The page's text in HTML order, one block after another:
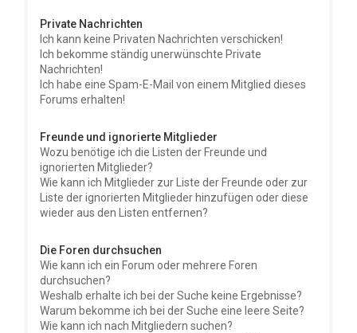
Private Nachrichten
Ich kann keine Privaten Nachrichten verschicken!
Ich bekomme ständig unerwünschte Private
Nachrichten!
Ich habe eine Spam-E-Mail von einem Mitglied dieses
Forums erhalten!
Freunde und ignorierte Mitglieder
Wozu benötige ich die Listen der Freunde und
ignorierten Mitglieder?
Wie kann ich Mitglieder zur Liste der Freunde oder zur
Liste der ignorierten Mitglieder hinzufügen oder diese
wieder aus den Listen entfernen?
Die Foren durchsuchen
Wie kann ich ein Forum oder mehrere Foren
durchsuchen?
Weshalb erhalte ich bei der Suche keine Ergebnisse?
Warum bekomme ich bei der Suche eine leere Seite?
Wie kann ich nach Mitgliedern suchen?